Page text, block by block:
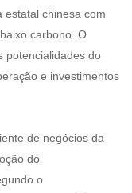
estatal chinesa com
carbono. O
potencialidades do
e investimentos
de negócios da
do
o